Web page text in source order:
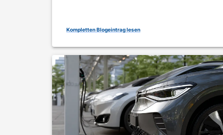
Kompletten Blogeintrag lesen